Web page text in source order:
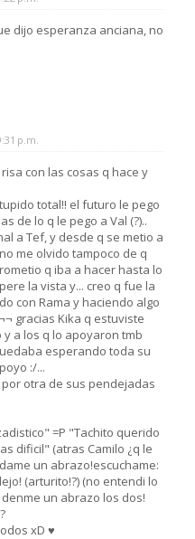
dijo esperanza anciana, no
p.m.
con las cosas q hace y
total!! el futuro le pego
de lo q le pego a Val (?)..
a Tef, y desde q se metio a
me olvido tampoco de q
q iba a hacer hasta lo
la vista y... creo q fue la
con Rama y haciendo algo
gracias Kika q estuviste
y a los q lo apoyaron tmb
esperando toda su
:/...
por otra de sus pendejadas
=P "Tachito querido
dificil" (atras Camilo ¿q le
un abrazo!escuchame:
(arturito!?) (no entendi lo
un abrazo los dos!
xD ♥